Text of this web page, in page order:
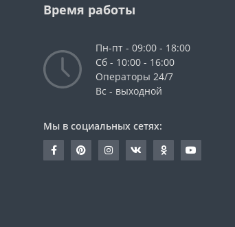
Время работы
Пн-пт - 09:00 - 18:00
Сб - 10:00 - 16:00
Операторы 24/7
Вс - выходной
Мы в социальных сетях: